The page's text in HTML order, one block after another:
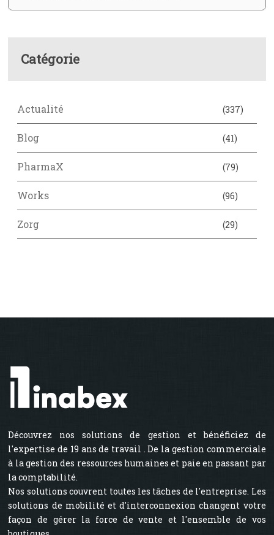
Catégorie
Actualité (337)
Blog (41)
PharmaX (79)
Works (96)
Zorg (29)
Découvrez nos solutions de gestion et bénéficiez de
l'expertise de 19 ans de travail . De la gestion commerciale
à la gestion des ressources humaines et paie en passant par
la comptabilité.
Nos solutions couvrent toutes les tâches de l'entreprise. Les
solutions de mobilité et d'interconnexion changent votre
façon de gérer la force de vente et l'ensemble de vos